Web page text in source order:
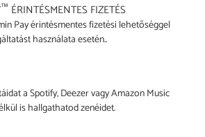
™ ÉRINTÉSMENTES FIZETÉS
Pay érintésmentes fizetési lehetőséggel
használata esetén..
a Spotify, Deezer vagy Amazon Music
is hallgathatod zenéidet.